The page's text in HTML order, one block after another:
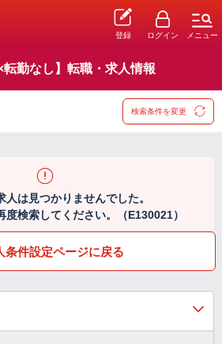
登録 ログイン メニュー
転勤なし】転職・求人情報
検索条件を変更
人は見つかりませんでした。
度検索してください。（E130021）
条件設定ページに戻る